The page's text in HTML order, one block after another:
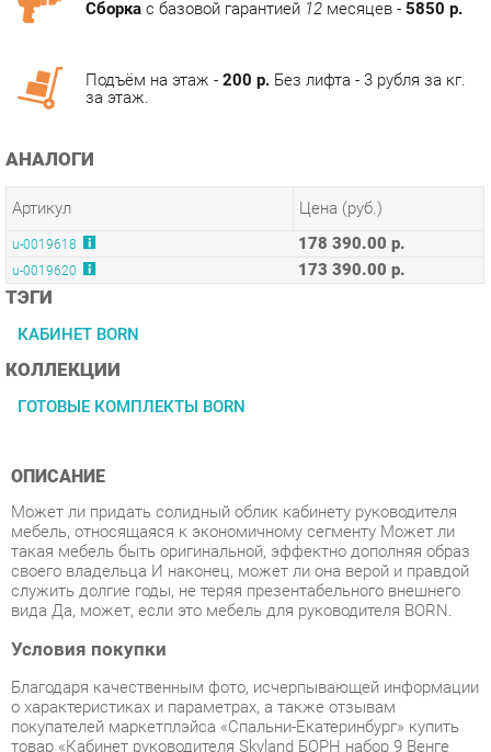
АНАЛОГИ
Артикул
u-0019618 178 390.00 р.
u-0019620 173 390.00 р.
ТЭГИ
КАБИНЕТ BORN
КОЛЛЕКЦИИ
ГОТОВЫЕ КОМПЛЕКТЫ BORN
ОПИСАНИЕ
такая мебель быть оригинальной, эффектно дополняя образ
служить долгие годы, не теряя презентабельного внешнего
вида Да, может, если это мебель для руководителя BORN.
Условия покупки
Благодаря качественным фото, исчерпывающей информации
покупателей маркетплэйса «Спальни-Екатеринбург» купить
магия» категории Готовые комплекты производства Skyland с
доставкой из Екатеринбурга по цене со скидкой и гарантией
от производителя не составит труда.